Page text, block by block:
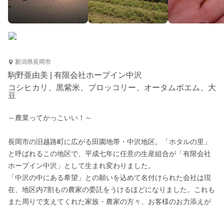
新潟県長岡市
駒野亜由美 | 有限会社ホープイン中沢
コシヒカリ、黒紫米、ブロッコリー、オータムポエム、大
豆
～農業ってかっこいい！～
長岡市の旧越路町に広がる田園地帯・中沢地区。「ホタルの里」
と呼ばれるこの地区で、平成七年に任意の生産組合が「有限会社
ホープイン中沢」として生まれ変わりました。
「中沢の中にある希望」との願いを込めて名付けられた会社は現
在、地区内7割もの農家の委託をうけるほどになりました。これも
また周りで支えてくれた家族・農家の方々、お客様のお力添えが